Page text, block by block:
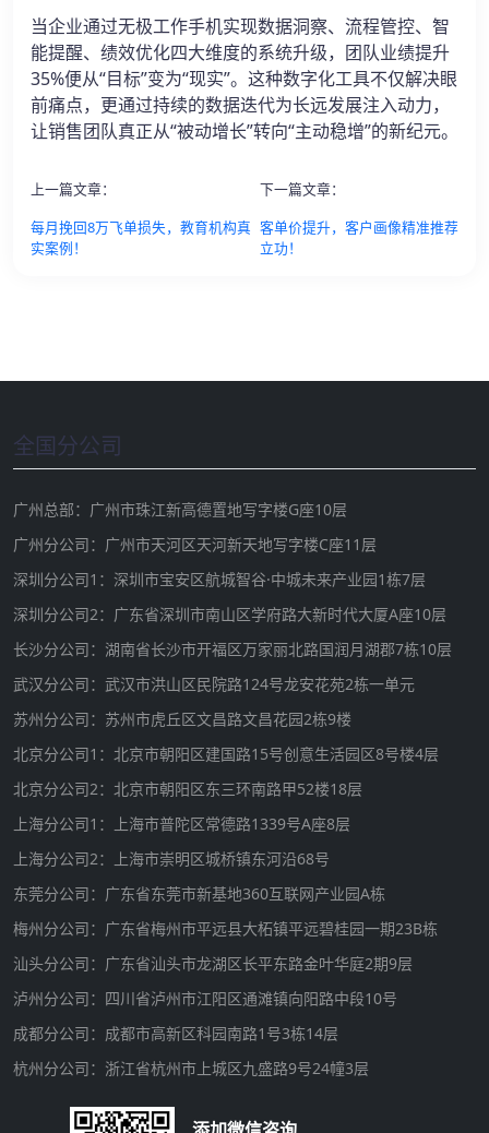
当企业通过无极工作手机实现数据洞察、流程管控、智
能提醒、绩效优化四大维度的系统升级，团队业绩提升
35%便从“目标”变为“现实”。这种数字化工具不仅解决眼
前痛点，更通过持续的数据迭代为长远发展注入动力，
让销售团队真正从“被动增长”转向“主动稳增”的新纪元。
上一篇文章：
每月挽回8万飞单损失，教育机构真
实案例！
下一篇文章：
客单价提升，客户画像精准推荐
立功！
全国分公司
广州总部：广州市珠江新高德置地写字楼G座10层
广州分公司：广州市天河区天河新天地写字楼C座11层
深圳分公司1：深圳市宝安区航城智谷·中城未来产业园1栋7层
深圳分公司2：广东省深圳市南山区学府路大新时代大厦A座10层
长沙分公司：湖南省长沙市开福区万家丽北路国润月湖郡7栋10层
武汉分公司：武汉市洪山区民院路124号龙安花苑2栋一单元
苏州分公司：苏州市虎丘区文昌路文昌花园2栋9楼
北京分公司1：北京市朝阳区建国路15号创意生活园区8号楼4层
北京分公司2：北京市朝阳区东三环南路甲52楼18层
上海分公司1：上海市普陀区常德路1339号A座8层
上海分公司2：上海市崇明区城桥镇东河沿68号
东莞分公司：广东省东莞市新基地360互联网产业园A栋
梅州分公司：广东省梅州市平远县大柘镇平远碧桂园一期23B栋
汕头分公司：广东省汕头市龙湖区长平东路金叶华庭2期9层
泸州分公司：四川省泸州市江阳区通滩镇向阳路中段10号
成都分公司：成都市高新区科园南路1号3栋14层
杭州分公司：浙江省杭州市上城区九盛路9号24幢3层